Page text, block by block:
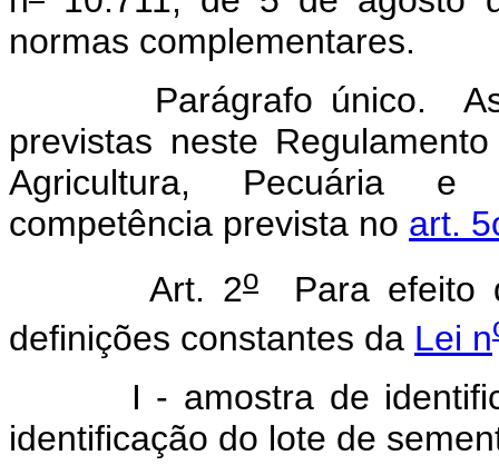
normas complementares.
Parágrafo único. As
previstas neste
Agricultura, Pecuária e
competência prevista no art.
Art. 2o Para efeito
definições constantes da Lei n
I - amostra de
identificação do lote de